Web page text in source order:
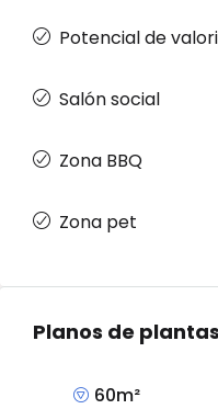
Potencial de
Salón social
Zona BBQ
Zona pet
Planos de plantas
60m²